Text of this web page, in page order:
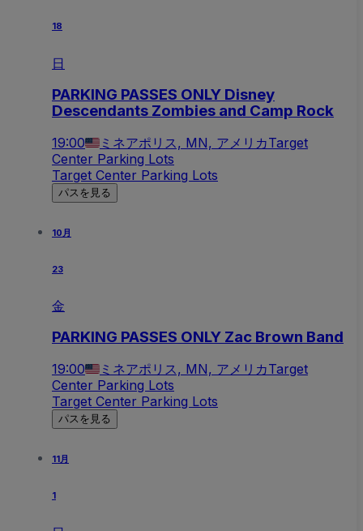
18
日
PARKING PASSES ONLY Disney
Descendants Zombies and Camp Rock
19:00 ミネアポリス, MN, アメリカTarget
Center Parking Lots
Target Center Parking Lots
パスを見る
10月
23
金
PARKING PASSES ONLY Zac Brown Band
19:00 ミネアポリス, MN, アメリカTarget
Center Parking Lots
Target Center Parking Lots
パスを見る
11月
1